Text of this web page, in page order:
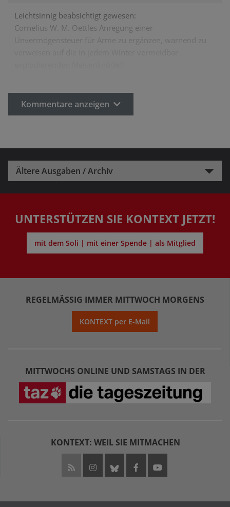
Leichtsinnig beabsichtigt gewesen:
Cornelius W. M. Oettles Anregung einer
Kommentare anzeigen
Ältere Ausgaben / Archiv
UNTERSTÜTZEN SIE KONTEXT JETZT!
mit dem Soli | mit einer Spende | als Mitglied
REGELMÄSSIG IMMER MITTWOCH MORGENS
KONTEXT per E-Mail
MITTWOCHS ONLINE UND SAMSTAGS IN DER
KONTEXT: WEIL SIE MITMACHEN